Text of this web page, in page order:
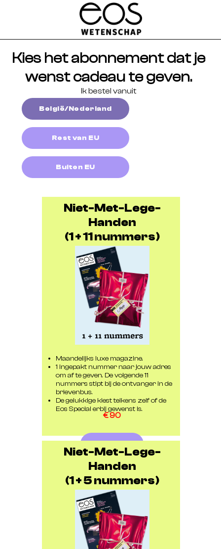
Kies het abonnement dat je
wenst cadeau te geven.
Ik bestel vanuit
België/Nederland
Rest van EU
Buiten EU
Niet-Met-Lege-
Handen
(1 + 11 nummers)
Maandelijks luxe magazine.
1 ingepakt nummer naar jouw adres
om af te geven. De volgende 11
nummers stipt bij de ontvanger in de
brievenbus.
De gelukkige kiest telkens zelf of de
Eos Special erbij gewenst is.
€ 90
Niet-Met-Lege-
Handen
(1 + 5 nummers)